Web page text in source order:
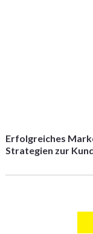
Erfolgreiches
Strategien zur